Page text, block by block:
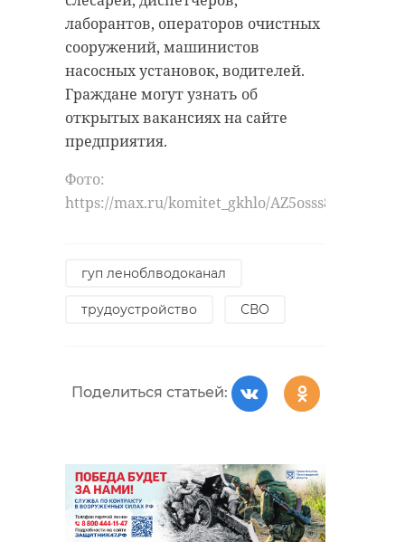
лаборантов, операторов очистных
сооружений, машинистов
насосных установок, водителей.
Граждане могут узнать об
открытых вакансиях на сайте
предприятия.
Фото:
https://max.ru/komitet_gkhlo/AZ5osss8Sik
гуп леноблводоканал
трудоустройство СВО
Поделиться статьей:
Поделиться статьей:
РЕКОМЕНДУЕМ
возбудили дело
12-летне ...
санкт-петербург дтп
Поделиться статьей: